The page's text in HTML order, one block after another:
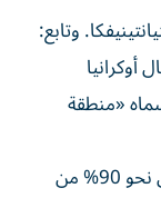
وتابع:
«منطقة
ووفقاً للتقديرات الروسية، ⁠تسيطر روسيا على نحو 90% من